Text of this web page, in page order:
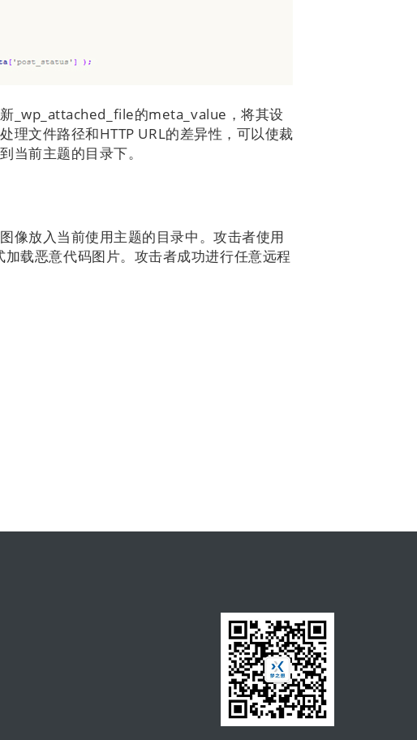
_wp_attached_file的meta_value，将其设
理文件路径和HTTP URL的差异性，可以使裁
当前主题的目录下。
像放入当前使用主题的目录中。攻击者使用
载恶意代码图片。攻击者成功进行任意远程